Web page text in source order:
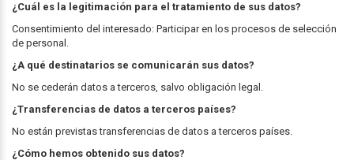
¿Cuál es la legitimación para el tratamiento de sus datos?
Consentimiento del interesado: Participar en los procesos de selección
de personal.
¿A qué destinatarios se comunicarán sus datos?
No se cederán datos a terceros, salvo obligación legal.
¿Transferencias de datos a terceros países?
No están previstas transferencias de datos a terceros países.
¿Cómo hemos obtenido sus datos?